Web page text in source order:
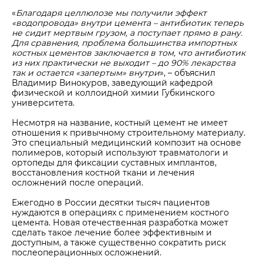
«Благодаря целлюлозе мы получили эффект
«водопровода» внутри цемента –антибиотик теперь
не сидит мертвым грузом, а поступает прямо в рану.
Для сравнения, проблема большинства импортных
костных цементов заключается в том, что антибиотик
из них практически не выходит – до 90% лекарства
так и остается «запертым» внутри», – объяснил
Владимир Винокуров, заведующий кафедрой
физической и коллоидной химии Губкинского
университета.
Несмотря на название, костный цемент не имеет
отношения к привычному строительному материалу.
Это специальный медицинский композит на основе
полимеров, который используют травматологи и
ортопеды для фиксации суставных имплантов,
восстановления костной ткани и лечения
осложнений после операций.
Ежегодно в России десятки тысяч пациентов
нуждаются в операциях с применением костного
цемента. Новая отечественная разработка может
сделать такое лечение более эффективным и
доступным, а также существенно сократить риск
послеоперационных осложнений.